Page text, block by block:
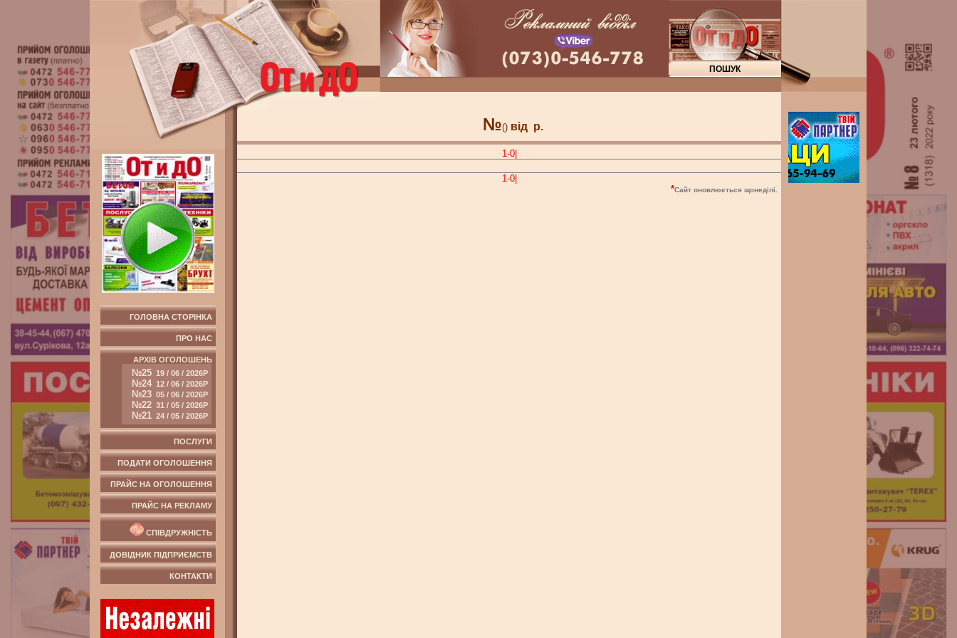
ГОЛОВНА СТОРІНКА
ПРО НАС
АРХІВ ОГОЛОШЕНЬ
№25 19 / 06 / 2026Р
№24 12 / 06 / 2026Р
№23 05 / 06 / 2026Р
№22 31 / 05 / 2026Р
№21 24 / 05 / 2026Р
ПОСЛУГИ
ПОДАТИ ОГОЛОШЕННЯ
ПРАЙС НА ОГОЛОШЕННЯ
ПРАЙС НА РЕКЛАМУ
СПІВДРУЖНІСТЬ
ДОВІДНИК ПІДПРИЄМСТВ
КОНТАКТИ
№() від р.
1-0|
1-0|
*Сайт оновлюється щонеділі.